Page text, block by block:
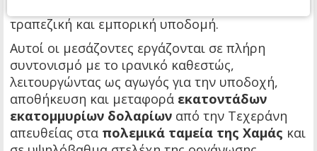
τραπεζική και εμπορική υποδομή.
Αυτοί οι μεσάζοντες εργάζονται σε πλήρη
συντονισμό με το ιρανικό καθεστώς,
λειτουργώντας ως αγωγός για την υποδοχή,
αποθήκευση και μεταφορά εκατοντάδων
εκατομμυρίων δολαρίων από την Τεχεράνη
απευθείας στα πολεμικά ταμεία της Χαμάς και